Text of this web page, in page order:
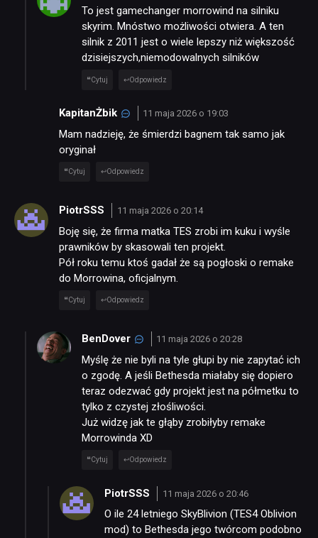
To jest gamechanger morrowind na silniku
skyrim. Mnóstwo możliwości otwiera. A ten
silnik z 2011 jest o wiele lepszy niż większość
dzisiejszych,niemodowalnych silników
Cytuj Odpowiedz
KapitanŻbik 11 maja 2026 o 19:03
Mam nadzieję, że śmierdzi bagnem tak samo jak
oryginał
Cytuj Odpowiedz
PiotrSSS 11 maja 2026 o 20:14
Boję się, że firma matka TES zrobi im kuku i wyśle
prawników by skasowali ten projekt.
Pół roku temu ktoś gadał że są pogłoski o remake
do Morrowina, oficjalnym.
Cytuj Odpowiedz
BenDover 11 maja 2026 o 20:28
Myślę że nie byli na tyle głupi by nie zapytać ich
o zgodę. A jeśli Bethesda miałaby się dopiero
teraz odezwać gdy projekt jest na półmetku to
tylko z czystej złośliwości.
Już widzę jak te głąby zrobiłyby remake
Morrowinda XD
Cytuj Odpowiedz
PiotrSSS 11 maja 2026 o 20:46
O ile 24 letniego SkyBlivion (TES4 Oblivion
mod) to Bethesda jego twórcom podobno